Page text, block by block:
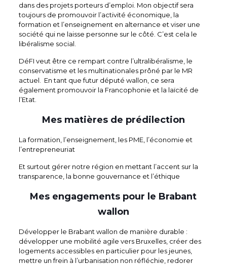
dans des projets porteurs d’emploi. Mon objectif sera
toujours de promouvoir l’activité économique, la
formation et l’enseignement en alternance et viser une
société qui ne laisse personne sur le côté. C’est cela le
libéralisme social.
DéFI veut être ce rempart contre l’ultralibéralisme, le
conservatisme et les multinationales prôné par le MR
actuel. En tant que futur député wallon, ce sera
également promouvoir la Francophonie et la laïcité de
l’Etat.
Mes matières de prédilection
La formation, l’enseignement, les PME, l’économie et
l’entrepreneuriat
Et surtout gérer notre région en mettant l’accent sur la
transparence, la bonne gouvernance et l’éthique
Mes engagements pour le Brabant
wallon
Développer le Brabant wallon de manière durable :
développer une mobilité agile vers Bruxelles, créer des
logements accessibles en particulier pour les jeunes,
mettre un frein à l’urbanisation non réfléchie, redorer